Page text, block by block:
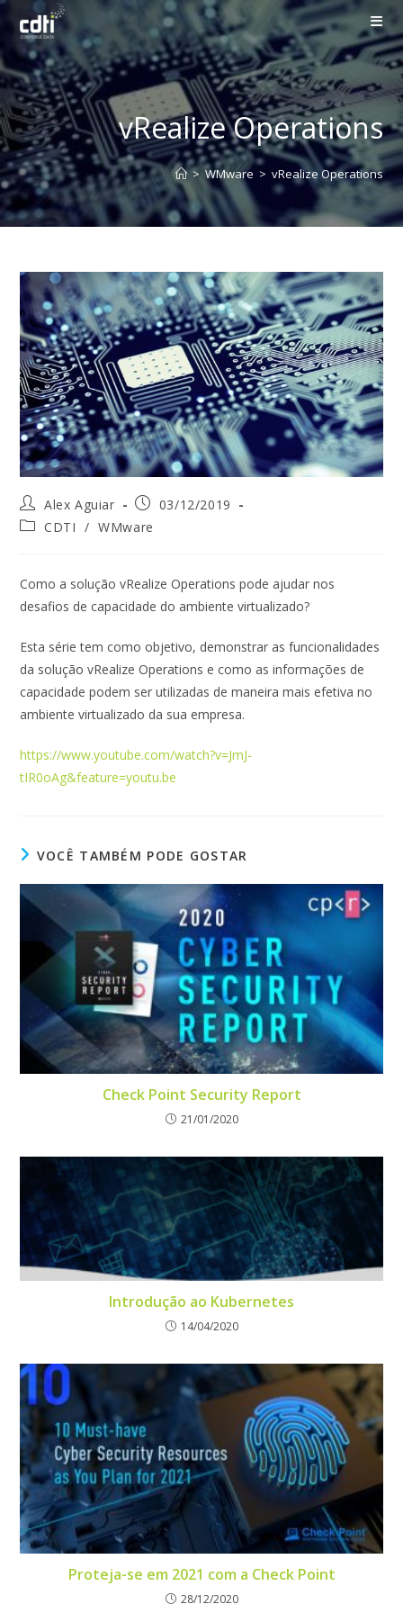
vRealize Operations
> WMware > vRealize Operations
Alex Aguiar
03/12/2019
CDTI / WMware
Como a solução vRealize Operations pode ajudar nos
desafios de capacidade do ambiente virtualizado?
Esta série tem como objetivo, demonstrar as funcionalidades
da solução vRealize Operations e como as informações de
capacidade podem ser utilizadas de maneira mais efetiva no
ambiente virtualizado da sua empresa.
https://www.youtube.com/watch?v=JmJ-
tIR0oAg&feature=youtu.be
VOCÊ TAMBÉM PODE GOSTAR
Check Point Security Report
21/01/2020
Introdução ao Kubernetes
14/04/2020
Proteja-se em 2021 com a Check Point
28/12/2020